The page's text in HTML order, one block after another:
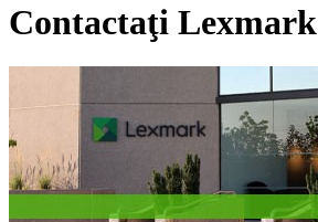
Contactaţi Lexmark